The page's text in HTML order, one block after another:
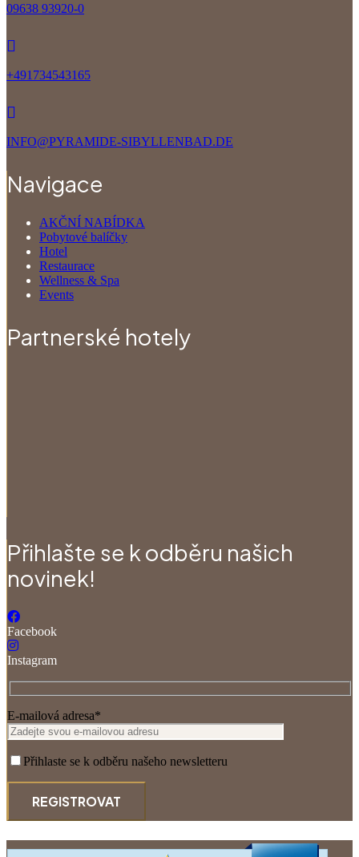
09638 93920-0
+491734543165
INFO@PYRAMIDE-SIBYLLENBAD.DE
Navigace
AKČNÍ NABÍDKA
Pobytové balíčky
Hotel
Restaurace
Wellness & Spa
Events
Partnerské hotely
Přihlašte se k odběru našich
novinek!
Facebook
Instagram
E-mailová adresa*
Přihlaste se k odběru našeho newsletteru